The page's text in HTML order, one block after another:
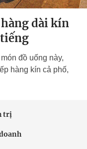
hàng dài kín
đồ uống này,
hàng kín cả phố,
trị